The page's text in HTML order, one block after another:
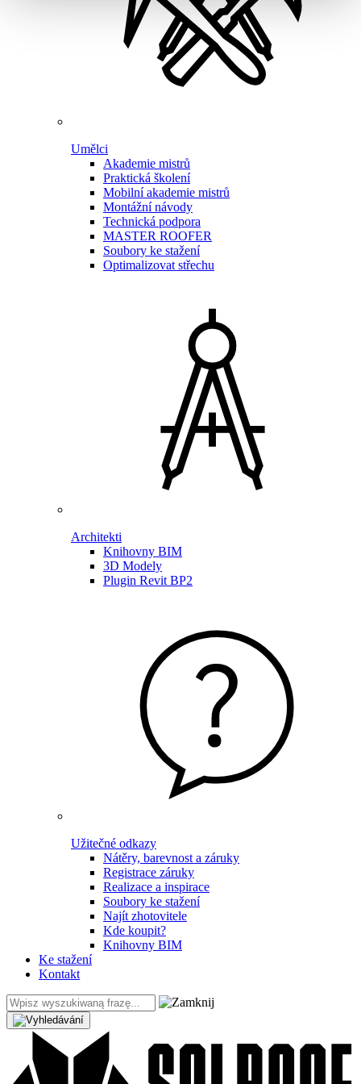
Umělci
Akademie mistrů
Praktická školení
Mobilní akademie mistrů
Montážní návody
Technická podpora
MASTER ROOFER
Soubory ke stažení
Optimalizovat střechu
Architekti
Knihovny BIM
3D Modely
Plugin Revit BP2
Užitečné odkazy
Nátěry, barevnost a záruky
Registrace záruky
Realizace a inspirace
Soubory ke stažení
Najít zhotovitele
Kde koupit?
Knihovny BIM
Ke stažení
Kontakt